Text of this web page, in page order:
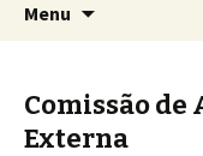
Menu
Comissão
Externa